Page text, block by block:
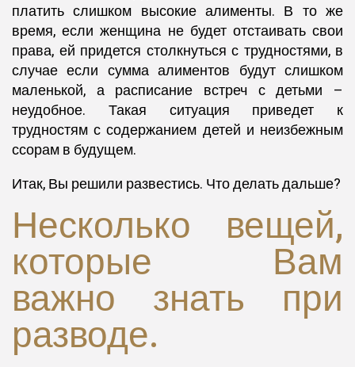
платить слишком высокие алименты. В то же
время, если женщина не будет отстаивать свои
права, ей придется столкнуться с трудностями, в
случае если сумма алиментов будут слишком
маленькой, а расписание встреч с детьми –
неудобное. Такая ситуация приведет к
трудностям с содержанием детей и неизбежным
ссорам в будущем.
Итак, Вы решили развестись. Что делать дальше?
Несколько вещей,
которые Вам
важно знать при
разводе.